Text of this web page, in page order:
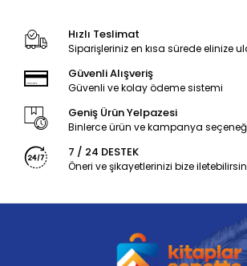
Hızlı Teslimat
Siparişleriniz en kısa sürede elinize
Güvenli Alışveriş
Güvenli ve kolay ödeme sistemi
Geniş Ürün Yelpazesi
Binlerce ürün ve kampanya
7 / 24 DESTEK
Öneri ve şikayetlerinizi bize